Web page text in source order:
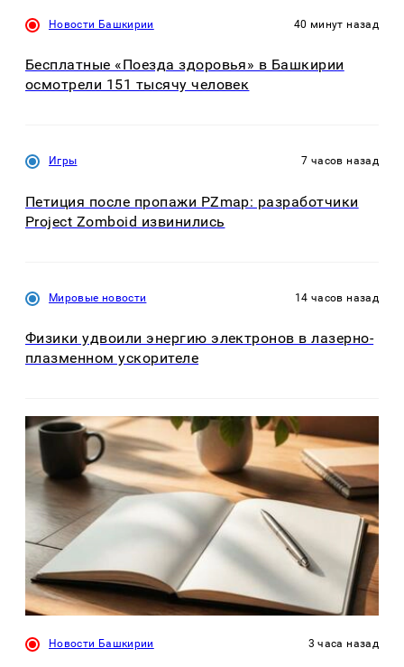
Новости Башкирии 40 минут назад
Бесплатные «Поезда здоровья» в Башкирии
осмотрели 151 тысячу человек
Игры 7 часов назад
Петиция после пропажи PZmap: разработчики
Project Zomboid извинились
Мировые новости 14 часов назад
Физики удвоили энергию электронов в лазерно-
плазменном ускорителе
Новости Башкирии 3 часа назад